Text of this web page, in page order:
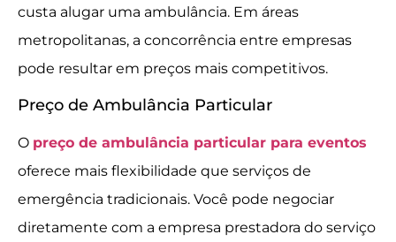
custa alugar uma ambulância. Em áreas
metropolitanas, a concorrência entre empresas
pode resultar em preços mais competitivos.
Preço de Ambulância Particular
O preço de ambulância particular para eventos
oferece mais flexibilidade que serviços de
emergência tradicionais. Você pode negociar
diretamente com a empresa prestadora do serviço